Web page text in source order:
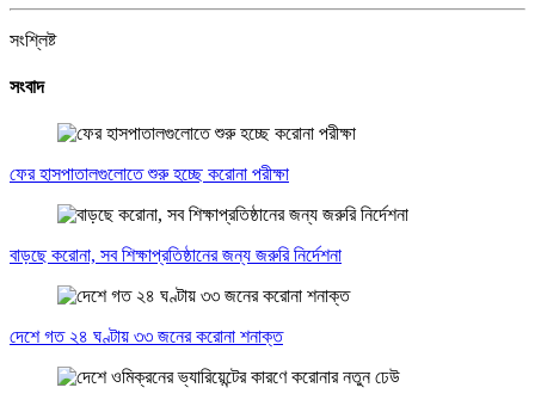
সংশ্লিষ্ট
সংবাদ
ফের হাসপাতালগুলোতে শুরু হচ্ছে করোনা পরীক্ষা
বাড়ছে করোনা, সব শিক্ষাপ্রতিষ্ঠানের জন্য জরুরি নির্দেশনা
দেশে গত ২৪ ঘণ্টায় ৩৩ জনের করোনা শনাক্ত